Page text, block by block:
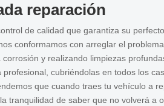
reparación
de calidad que garantiza su
conformamos con arreglar el
y realizando limpiezas
cubriéndolas en todos los
que cuando traes tu vehículo a
tranquilidad de saber que no volverá a